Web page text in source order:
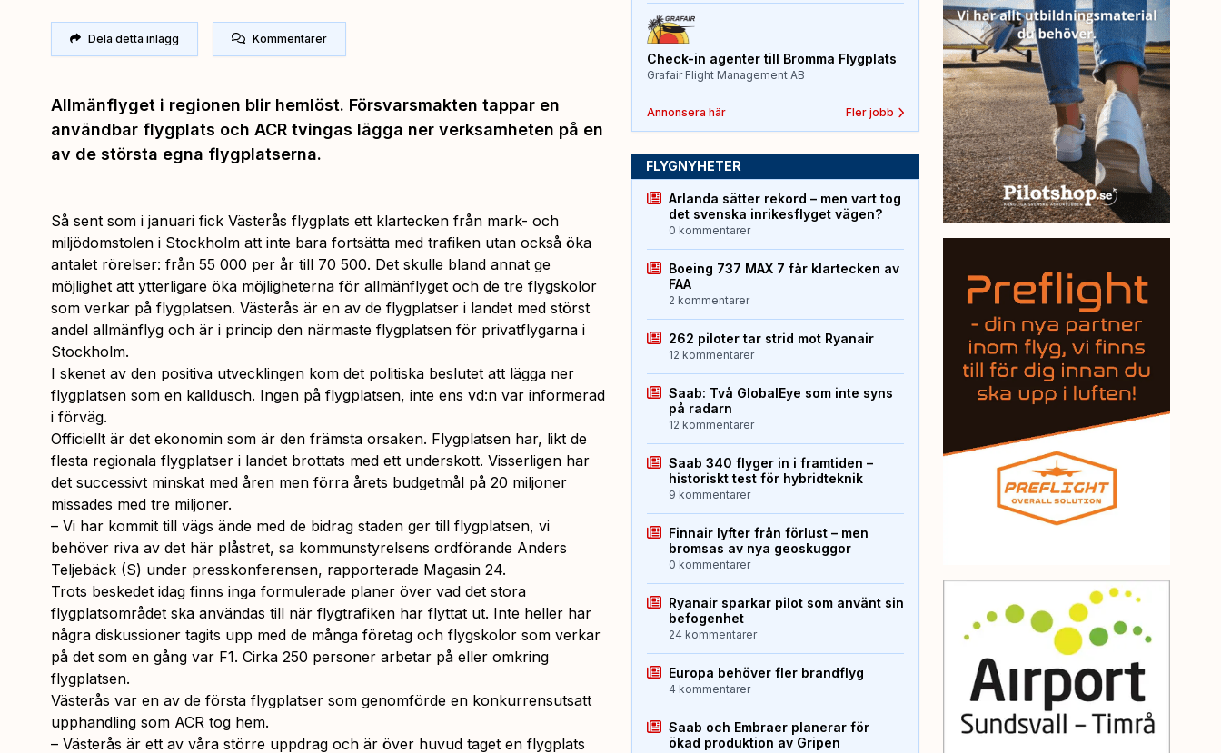
Dela detta inlägg Kommentarer
Allmänflyget i regionen blir hemlöst. Försvarsmakten tappar en
användbar flygplats och ACR tvingas lägga ner verksamheten på en
av de största egna flygplatserna.
Så sent som i januari fick Västerås flygplats ett klartecken från mark- och
miljödomstolen i Stockholm att inte bara fortsätta med trafiken utan också öka
antalet rörelser: från 55 000 per år till 70 500. Det skulle bland annat ge
möjlighet att ytterligare öka möjligheterna för allmänflyget och de tre flygskolor
som verkar på flygplatsen. Västerås är en av de flygplatser i landet med störst
andel allmänflyg och är i princip den närmaste flygplatsen för privatflygarna i
Stockholm.
I skenet av den positiva utvecklingen kom det politiska beslutet att lägga ner
flygplatsen som en kalldusch. Ingen på flygplatsen, inte ens vd:n var informerad
i förväg.
Officiellt är det ekonomin som är den främsta orsaken. Flygplatsen har, likt de
flesta regionala flygplatser i landet brottats med ett underskott. Visserligen har
det successivt minskat med åren men förra årets budgetmål på 20 miljoner
missades med tre miljoner.
– Vi har kommit till vägs ände med de bidrag staden ger till flygplatsen, vi
behöver riva av det här plåstret, sa kommunstyrelsens ordförande Anders
Teljebäck (S) under presskonferensen, rapporterade Magasin 24.
Trots beskedet idag finns inga formulerade planer över vad det stora
flygplatsområdet ska användas till när flygtrafiken har flyttat ut. Inte heller har
några diskussioner tagits upp med de många företag och flygskolor som verkar
på det som en gång var F1. Cirka 250 personer arbetar på eller omkring
flygplatsen.
Västerås var en av de första flygplatser som genomförde en konkurrensutsatt
upphandling som ACR tog hem.
– Västerås är ett av våra större uppdrag och är över huvud taget en flygplats
Check-in agenter till Bromma Flygplats
Grafair Flight Management AB
Annonsera här Fler jobb
FLYGNYHETER
Arlanda sätter rekord – men vart tog
det svenska inrikesflyget vägen?
0 kommentarer
Boeing 737 MAX 7 får klartecken av
FAA
2 kommentarer
262 piloter tar strid mot Ryanair
12 kommentarer
Saab: Två GlobalEye som inte syns
på radarn
12 kommentarer
Saab 340 flyger in i framtiden –
historiskt test för hybridteknik
9 kommentarer
Finnair lyfter från förlust – men
bromsas av nya geoskuggor
0 kommentarer
Ryanair sparkar pilot som använt sin
befogenhet
24 kommentarer
Europa behöver fler brandflyg
4 kommentarer
Saab och Embraer planerar för
ökad produktion av Gripen